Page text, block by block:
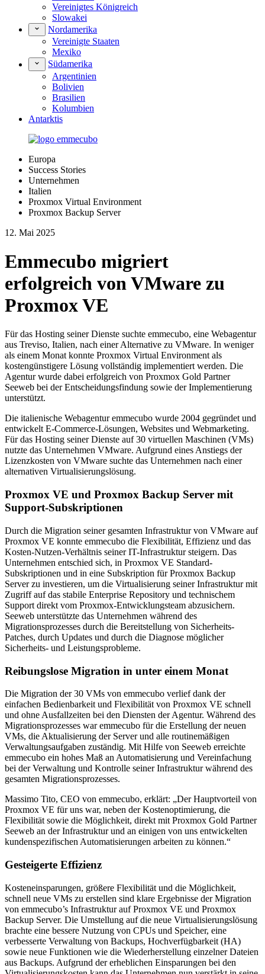
Vereinigtes Königreich
Slowakei
Nordamerika
Vereinigte Staaten
Mexiko
Südamerika
Argentinien
Bolivien
Brasilien
Kolumbien
Antarktis
Europa
Success Stories
Unternehmen
Italien
Proxmox Virtual Environment
Proxmox Backup Server
12. Mai 2025
Emmecubo migriert
erfolgreich von VMware zu
Proxmox VE
Für das Hosting seiner Dienste suchte emmecubo, eine Webagentur
aus Treviso, Italien, nach einer Alternative zu VMware. In weniger
als einem Monat konnte Proxmox Virtual Environment als
kostengünstigere Lösung vollständig implementiert werden. Die
Agentur wurde dabei erfolgreich von Proxmox Gold Partner
Seeweb bei der Entscheidungsfindung sowie der Implementierung
unterstützt.
Die italienische Webagentur emmecubo wurde 2004 gegründet und
entwickelt E-Commerce-Lösungen, Websites und Webmarketing.
Für das Hosting seiner Dienste auf 30 virtuellen Maschinen (VMs)
nutzte das Unternehmen VMware. Aufgrund eines Anstiegs der
Lizenzkosten von VMware suchte das Unternehmen nach einer
alternativen Virtualisierungslösung.
Proxmox VE und Proxmox Backup Server mit
Support-Subskriptionen
Durch die Migration seiner gesamten Infrastruktur von VMware auf
Proxmox VE konnte emmecubo die Flexibilität, Effizienz und das
Kosten-Nutzen-Verhältnis seiner IT-Infrastruktur steigern. Das
Unternehmen entschied sich, in Proxmox VE Standard-
Subskriptionen und in eine Subskription für Proxmox Backup
Server zu investieren, um die Virtualisierung seiner Infrastruktur mit
Zugriff auf das stabile Enterprise Repository und technischem
Support direkt vom Proxmox-Entwicklungsteam abzusichern.
Seeweb unterstützte das Unternehmen während des
Migrationsprozesses durch die Bereitstellung von Sicherheits-
Patches, durch Updates und durch die Diagnose möglicher
Sicherheits- und Leistungsprobleme.
Reibungslose Migration in unter einem Monat
Die Migration der 30 VMs von emmecubo verlief dank der
einfachen Bedienbarkeit und Flexibilität von Proxmox VE schnell
und ohne Ausfallzeiten bei den Diensten der Agentur. Während des
Migrationsprozesses war emmecubo für die Erstellung der neuen
VMs, die Aktualisierung der Server und alle routinemäßigen
Verwaltungsaufgaben zuständig. Mit Hilfe von Seeweb erreichte
emmecubo ein hohes Maß an Automatisierung und Vereinfachung
bei der Verwaltung und Kontrolle seiner Infrastruktur während des
gesamten Migrationsprozesses.
Massimo Tito, CEO von emmecubo, erklärt: „Der Hauptvorteil von
Proxmox VE für uns war, neben der Kostenoptimierung, die
Flexibilität sowie die Möglichkeit, direkt mit Proxmox Gold Partner
Seeweb an der Infrastruktur und an einigen von uns entwickelten
kundenspezifischen Automatisierungen arbeiten zu können.“
Gesteigerte Effizienz
Kosteneinsparungen, größere Flexibilität und die Möglichkeit,
schnell neue VMs zu erstellen sind klare Ergebnisse der Migration
von emmecubo’s Infrastruktur auf Proxmox VE und Proxmox
Backup Server. Die Umstellung auf die neue Virtualisierungslösung
brachte eine bessere Nutzung von CPUs und Speicher, eine
verbesserte Verwaltung von Backups, Hochverfügbarkeit (HA)
sowie neue Funktionen wie die Wiederherstellung einzelner Dateien
aus Backups. Aufgrund der erheblichen Einsparungen bei den